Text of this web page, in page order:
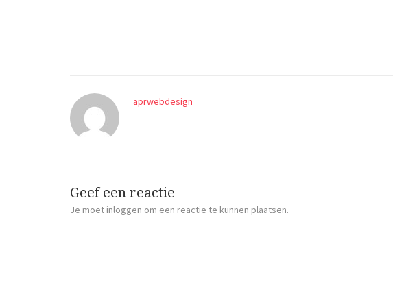
aprwebdesign
Geef een reactie
Je moet inloggen om een reactie te kunnen plaatsen.